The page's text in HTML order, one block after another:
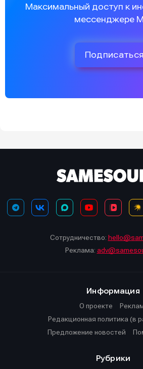
Максимальный доступ к
мессенджере
Подписаться
Сотрудничество:
Реклама:
Информация
О проекте
Редакционная политика (в
Предложение новостей
Рубрики